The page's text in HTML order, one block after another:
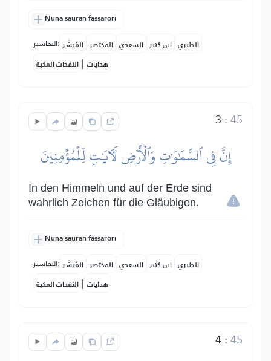
Nuna sauran fassarori
التفاسير: المُيسَّر المختصر السعدي ابن كثير الطبري
النفحات المكية | هدايات
3 :45
إِنَّ فِي ٱلسَّمَٰوَٰتِ وَٱلۡأَرۡضِ لَأٓيَٰتٖ لِّلۡمُؤۡمِنِينَ
In den Himmeln und auf der Erde sind
wahrlich Zeichen für die Gläubigen.
Nuna sauran fassarori
التفاسير: المُيسَّر المختصر السعدي ابن كثير الطبري
النفحات المكية | هدايات
4:45